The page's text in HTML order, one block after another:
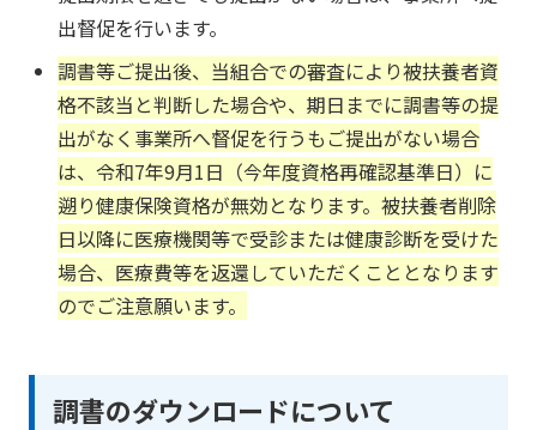
出督促を行います。
調書等ご提出後、当組合での審査により被扶養者資
格不該当と判断した場合や、期日までに調書等の提
出がなく事業所へ督促を行うもご提出がない場合
は、令和7年9月1日（今年度資格再確認基準日）に
遡り健康保険資格が無効となります。被扶養者削除
日以降に医療機関等で受診または健康診断を受けた
場合、医療費等を返還していただくこととなります
のでご注意願います。
調書のダウンロードについて